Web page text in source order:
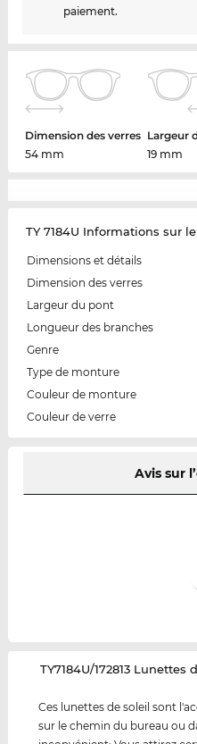
paiement.
Dimension des verres
54 mm
Largeur
19 mm
TY 7184U Informations sur
Dimensions et détails
Dimension des verres
Largeur du pont
Longueur des branches
Genre
Type de monture
Couleur de monture
Couleur de verre
Avis sur
‌TY7184U/172813 Lunettes
Ces lunettes de soleil sont
sur le chemin du bureau ou